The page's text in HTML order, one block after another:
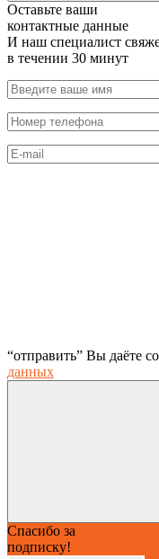
Оставьте ваши
контактные данные
И наш специалист
в течении 30 минут
“отправить” Вы даёте
данных
Спасибо за
подписку!